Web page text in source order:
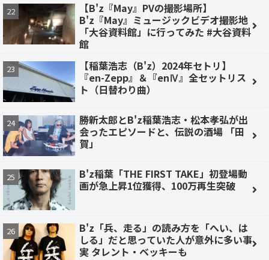
【B'z『May』PVの撮影場所】
B'z『May』ミュージックビデオ撮影地
「大谷資料館」に行ってみた #大谷資料
館
【稲葉浩志（B'z）2024年セトリ】
『en-Zepp』＆『enⅣ』全セットリス
ト（日替わり曲）
勝新太郎とB'z稲葉浩志・松本孝弘が出
会ったエピソードと、伝説の酒場 「田
賀」
B'z稲葉「THE FIRST TAKE」初登場動
画が急上昇1位獲得、100万再生突破
B'z「兵、走る」の読み方を「へい、は
しる」だと思っていた人が意外に多い事
実 タレント・ベッキーも